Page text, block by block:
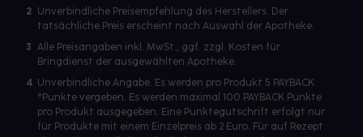
2 Unverbindliche Preisempfehlung des Herstellers. Der
tatsächliche Preis erscheint nach Auswahl der Apotheke.
3 Alle Preisangaben inkl. MwSt., ggf. zzgl. Kosten für
Bringdienst der ausgewählten Apotheke.
4 Unverbindliche Angabe. Es werden pro Produkt 5 PAYBACK
°Punkte vergeben. Es werden maximal 100 PAYBACK Punkte
pro Produkt ausgegeben. Eine Punktegutschrift erfolgt nur
für Produkte mit einem Einzelpreis ab 2 Euro. Für auf Rezept